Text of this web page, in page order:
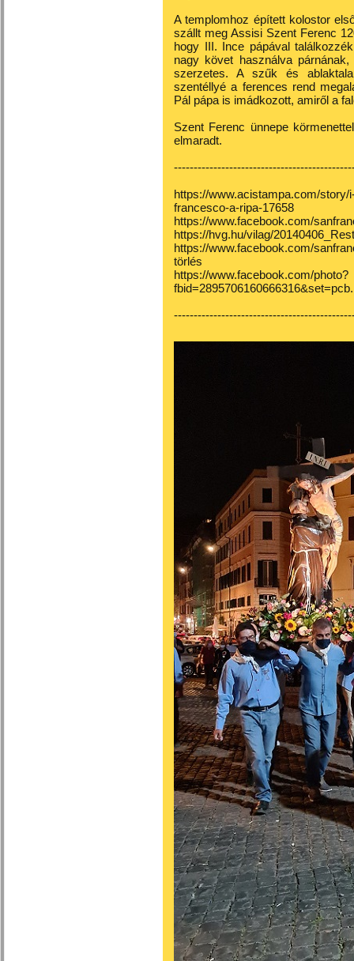
A templomhoz épített kolostor
szállt meg Assisi Szent Ferenc
hogy III. Ince pápával
nagy követ használva
szerzetes. A szűk és
szentéllyé a ferences rend
Pál pápa is imádkozott, amiről a
Szent Ferenc ünnepe
elmaradt.
https://www.acistampa.com/
francesco-a-ripa-17658
https://www.facebook.com/
https://hvg.hu/vilag/
https://www.facebook.com/
törlés
https://www.facebook.com/photo?